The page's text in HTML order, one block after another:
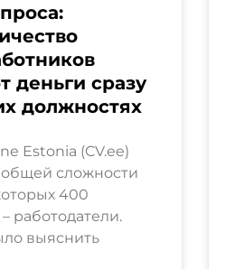
деньги сразу
должностях
Estonia (CV.ee)
сложности
400
работодатели.
выяснить